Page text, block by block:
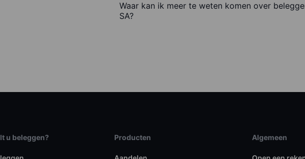
Waar kan ik meer te weten komen over
SA?
u beleggen? Producten Algemeen